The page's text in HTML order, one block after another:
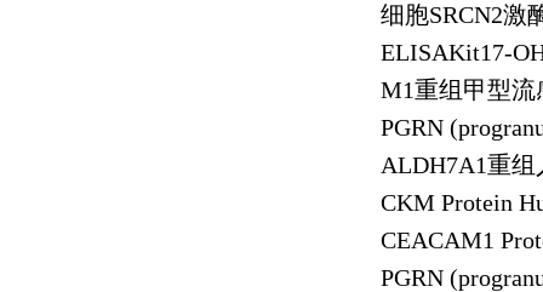
细胞SRCN2激
ELISAKit17-
M1重组甲型流
PGRN
ALDH7A1重组
CKM Protein
CEACAM1
PGRN